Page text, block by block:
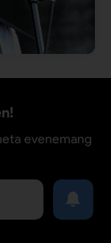
evenemang